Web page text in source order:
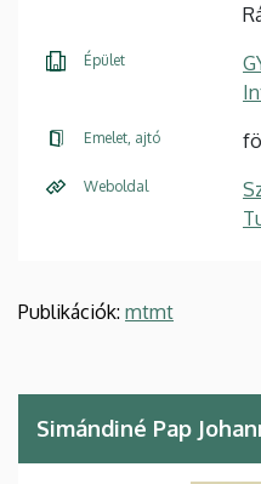
Épület
Emelet, ajtó
Weboldal
Publikációk: mtmt
Simándiné Pap